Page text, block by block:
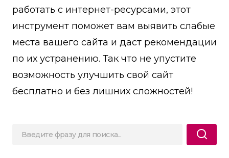
работать с интернет-ресурсами, этот
инструмент поможет вам выявить слабые
места вашего сайта и даст рекомендации
по их устранению. Так что не упустите
возможность улучшить свой сайт
бесплатно и без лишних сложностей!